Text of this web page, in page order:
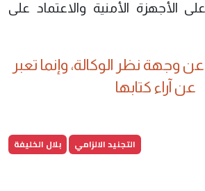
الأجهزة الأمنية والاعتماد على
عن وجهة نظر الوكالة، وإنما تعبر
عن آراء كتابها
التجنيد الالزامي بلال الخليفة